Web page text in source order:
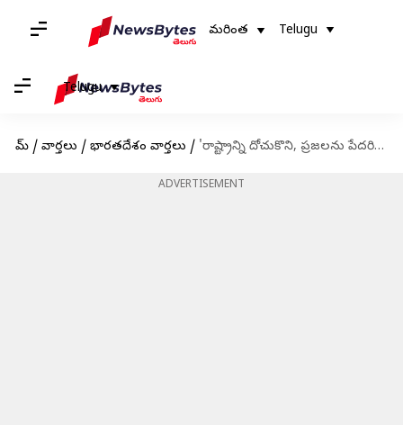
మరింత Telugu
Telugu
హోమ్ / వార్తలు / భారతదేశం వార్తలు / 'రాష్ట్రాన్ని దోచుకొని, ప్రజలను పేదరికంలోకి నెట్టారు'; త్రిపురలో కాంగ్రెస్-లెఫ్ట్ కూటమిపై మోదీ ధ్వజం
ADVERTISEMENT